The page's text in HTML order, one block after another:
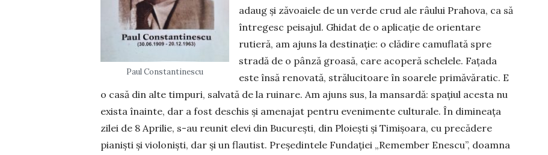
Paul Constantinescu
adaug și zăvoaiele de un verde crud ale râului Prahova, ca să
întregesc peisajul. Ghidat de o aplicație de orientare
rutieră, am ajuns la destinație: o clădire camuflată spre
stradă de o pânză groasă, care acoperă schelele. Fațada
este însă renovată, strălucitoare în soarele primăvăratic. E
o casă din alte timpuri, salvată de la ruinare. Am ajuns sus, la mansardă: spațiul acesta nu
exista înainte, dar a fost deschis și amenajat pentru evenimente culturale. În dimineața
zilei de 8 Aprilie, s-au reunit elevi din București, din Ploiești și Timișoara, cu precădere
pianiști și violoniști, dar și un flautist. Președintele Fundației „Remember Enescu”, doamna